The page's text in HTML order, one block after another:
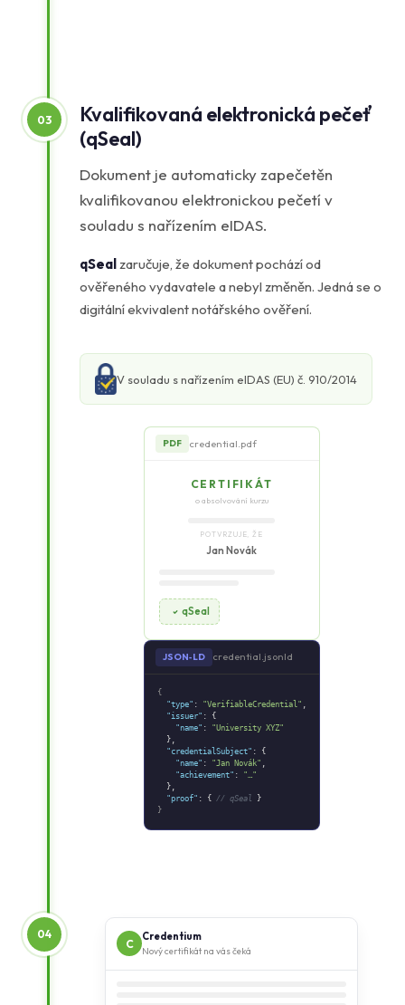
Kvalifikovaná elektronická pečeť
(qSeal)
Dokument je automaticky zapečetěn
kvalifikovanou elektronickou pečetí v
souladu s nařízením eIDAS.
qSealzaručuje, že dokument pochází od
ověřeného vydavatele a nebyl změněn. Jedná se o
digitální ekvivalent notářského ověření.
V souladu s nařízením eIDAS (EU) č. 910/2014
03
PDF credential.pdf
CERTIFIKÁT
o absolvování kurzu
POTVRZUJE, ŽE
Jan Novák
qSeal
JSON‑LD credential.jsonld
{
"type" : "VerifiableCredential"
"issuer" : {
"name" :
"University XYZ"
},
"credentialSubject" : {
"name" : "Jan Novák"
"achievement" :
"…"
},
"proof" : { // qSeal }
}
C
Credentium
Nový certifikát na vás čeká
04